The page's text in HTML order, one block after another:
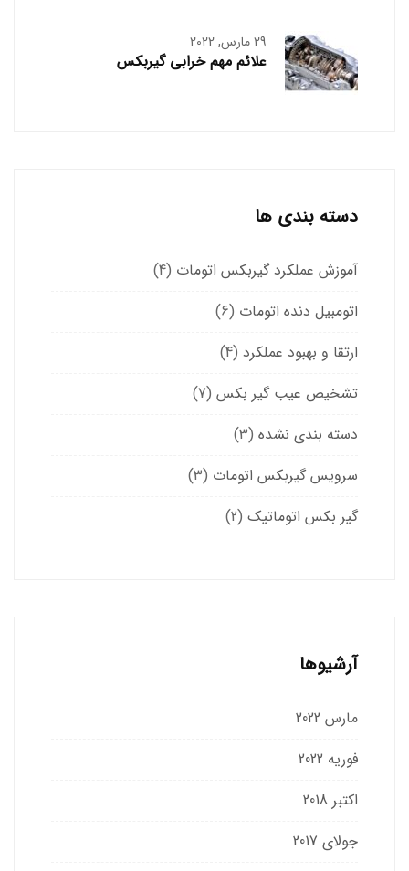
29 مارس, 2022
علائم مهم خرابی گیربکس
دسته بندی ها
آموزش عملکرد گیربکس اتومات (4)
اتومبیل دنده اتومات (6)
ارتقا و بهبود عملکرد (4)
تشخیص عیب گیر بکس (7)
دسته بندی نشده (3)
سرویس گیربکس اتومات (3)
گیر بکس اتوماتیک (2)
آرشیوها
مارس 2022
فوریه 2022
اکتبر 2018
جولای 2017